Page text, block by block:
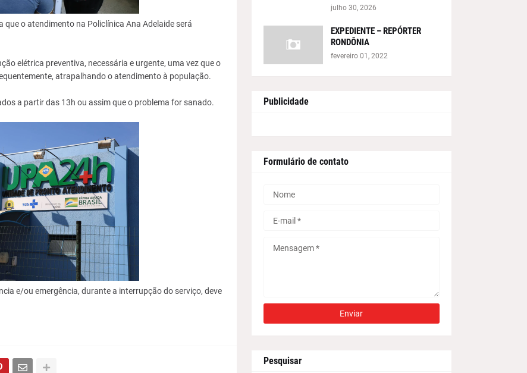
o atendimento na Policlínica Ana Adelaide será
elétrica preventiva, necessária e urgente, uma vez que o
atrapalhando o atendimento à população.
a partir das 13h ou assim que o problema for sanado.
e/ou emergência, durante a interrupção do serviço, deve
julho 30, 2026
EXPEDIENTE – REPÓRTER
RONDÔNIA
fevereiro 01, 2022
Publicidade
Formulário de contato
Pesquisar